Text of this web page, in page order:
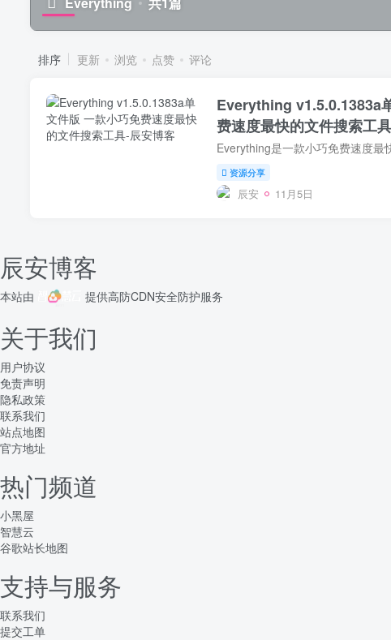
排序 更新 浏览 点赞 评论
Everything v1.5.0.1383a
费速度最快的文件搜索工具
资源分享
辰安 11月5日
辰安博客
本站由 提供高防CDN安全防护服务
关于我们
用户协议
免责声明
隐私政策
联系我们
站点地图
官方地址
热门频道
小黑屋
智慧云
谷歌站长地图
支持与服务
联系我们
提交工单